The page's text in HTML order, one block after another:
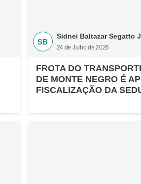
SB
Sidnei Baltazar Segatto
24 de Julho de 2026
FROTA DO
DE MONTE NEGRO É
FISCALIZAÇÃO DA